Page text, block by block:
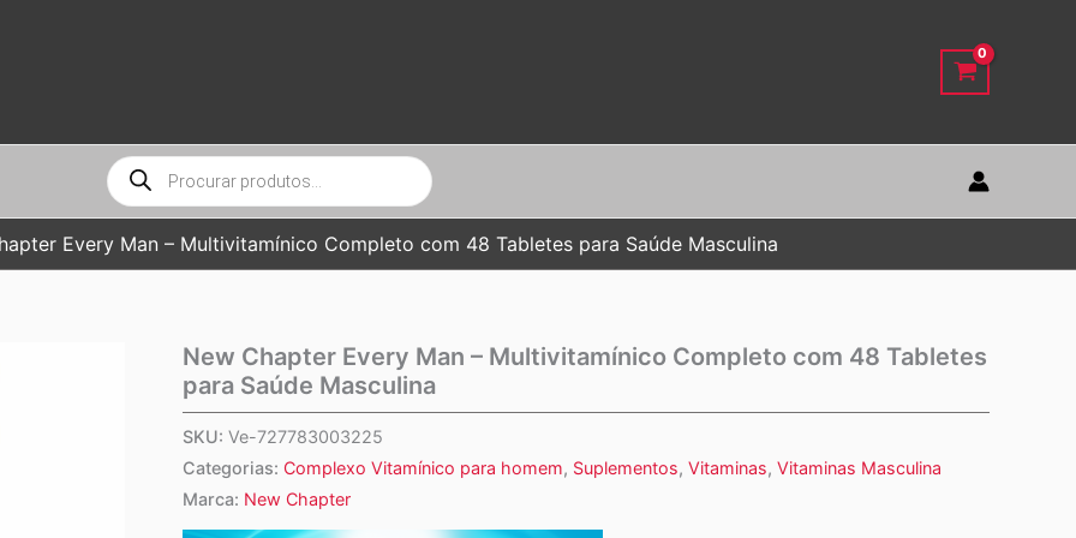
Pesquisar
produtos
Every Man – Multivitamínico Completo com 48 Tabletes para Saúde Masculina
New Chapter Every Man – Multivitamínico Completo com 48 Tabletes
para Saúde Masculina
SKU: Ve-727783003225
Categorias: Complexo Vitamínico para homem, Suplementos, Vitaminas, Vitaminas Masculina
Marca: New Chapter